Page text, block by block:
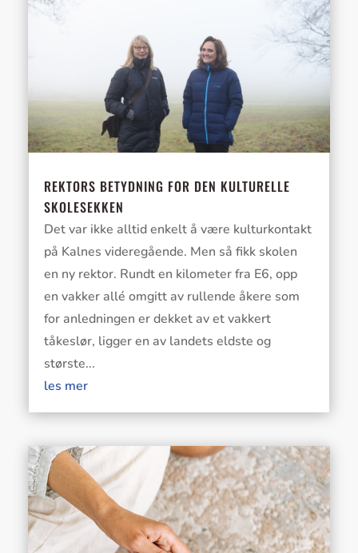
REKTORS BETYDNING FOR DEN KULTURELLE
SKOLESEKKEN
Det var ikke alltid enkelt å være kulturkontakt
på Kalnes videregående. Men så fikk skolen
en ny rektor. Rundt en kilometer fra E6, opp
en vakker allé omgitt av rullende åkere som
for anledningen er dekket av et vakkert
tåkeslør, ligger en av landets eldste og
største...
les mer